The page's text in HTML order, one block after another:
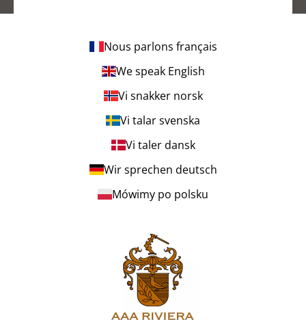
Nous parlons français
We speak English
Vi snakker norsk
Vi talar svenska
Vi taler dansk
Wir sprechen deutsch
Mówimy po polsku